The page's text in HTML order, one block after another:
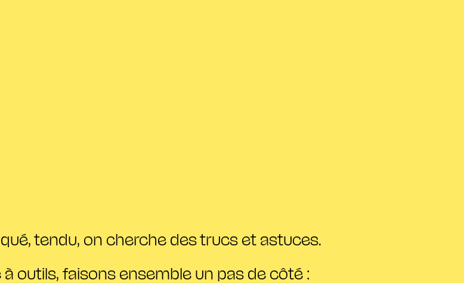
tendu, on cherche des trucs et astuces.
à outils, faisons ensemble un pas de côté :